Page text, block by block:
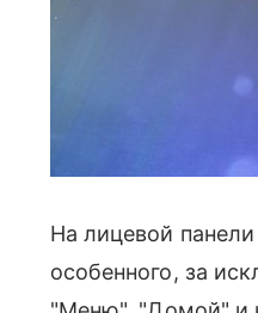
На лицевой
особенного, за